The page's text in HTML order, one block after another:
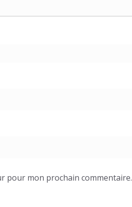
pour mon prochain commentaire.